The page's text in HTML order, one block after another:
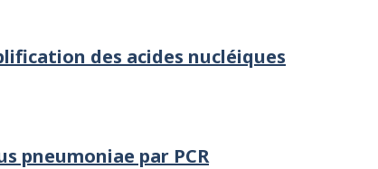
des acides nucléiques
pneumoniae par PCR